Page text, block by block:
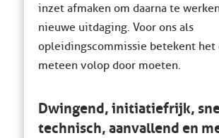
inzet afmaken om daarna te
nieuwe uitdaging. Voor ons als
opleidingscommissie betekent het
meteen volop door moeten.
Dwingend, initiatiefrijk,
technisch, aanvallend en